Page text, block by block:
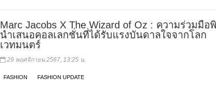
Marc Jacobs X The Wizard of Oz : ความร่วมมือ
นำเสนอคอลเลกชั่นที่ได้รับแรงบันดาลใจจากโลก
เวทมนตร์
29 พฤศจิกายน 2567, 13:25 น.
FASHION FASHION UPDATE